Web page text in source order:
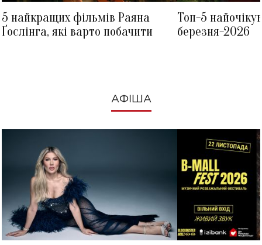
5 найкращих фільмів Раяна
Ґослінга, які варто побачити
Топ-5
березня-2026
АФІША